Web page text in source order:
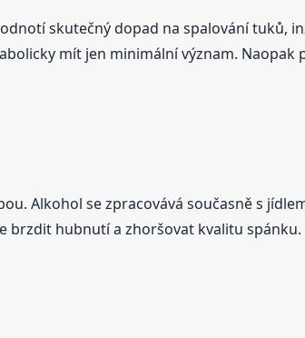
skutečný dopad na spalování tuků,
mít jen minimální význam. Naopak
Alkohol se zpracovává současně s
brzdit hubnutí a zhoršovat kvalitu spánku.